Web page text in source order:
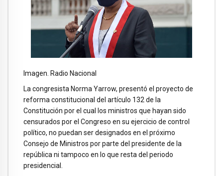
Imagen. Radio Nacional
La congresista Norma Yarrow, presentó el proyecto de
reforma constitucional del artículo 132 de la
Constitución por el cual los ministros que hayan sido
censurados por el Congreso en su ejercicio de control
político, no puedan ser designados en el próximo
Consejo de Ministros por parte del presidente de la
república ni tampoco en lo que resta del periodo
presidencial.